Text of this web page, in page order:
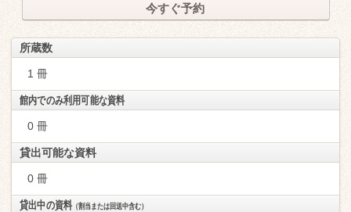
今すぐ予約
所蔵数
1 冊
館内でのみ利用可能な資料
0 冊
貸出可能な資料
0 冊
貸出中の資料（割当または回送中含む）